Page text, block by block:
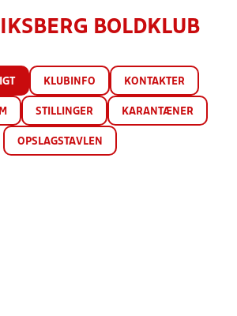
BOLDKLUB
KLUBINFO KONTAKTER
STILLINGER KARANTÆNER
OPSLAGSTAVLEN